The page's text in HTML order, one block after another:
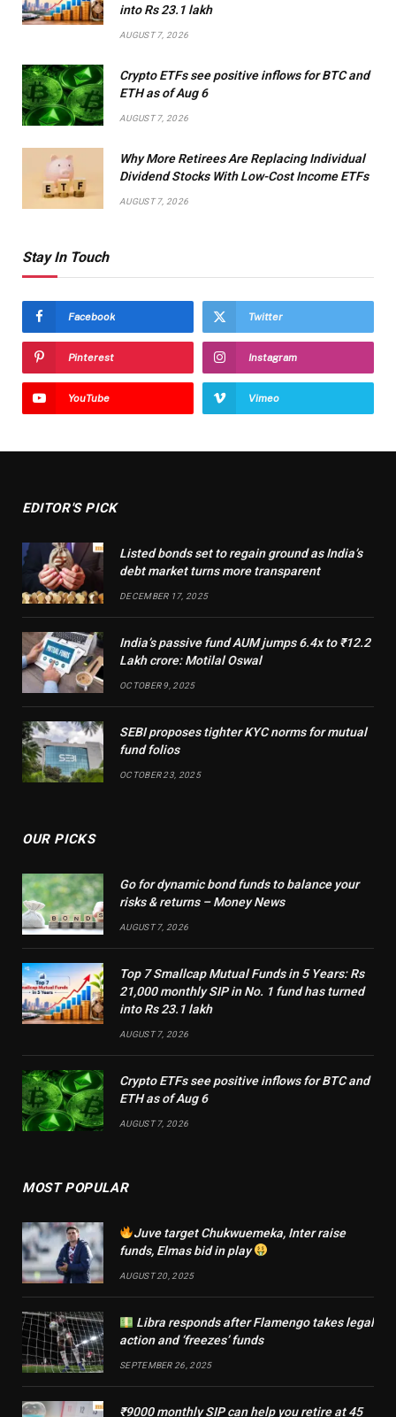
into Rs 23.1 lakh
AUGUST 7, 2026
Crypto ETFs see positive inflows for BTC and
ETH as of Aug 6
AUGUST 7, 2026
Why More Retirees Are Replacing Individual
Dividend Stocks With Low-Cost Income ETFs
AUGUST 7, 2026
Stay In Touch
Facebook Twitter
Pinterest Instagram
YouTube Vimeo
EDITOR'S PICK
Listed bonds set to regain ground as India’s
debt market turns more transparent
DECEMBER 17, 2025
India’s passive fund AUM jumps 6.4x to ₹12.2
Lakh crore: Motilal Oswal
OCTOBER 9, 2025
SEBI proposes tighter KYC norms for mutual
fund folios
OCTOBER 23, 2025
OUR PICKS
Go for dynamic bond funds to balance your
risks & returns – Money News
AUGUST 7, 2026
Top 7 Smallcap Mutual Funds in 5 Years: Rs
21,000 monthly SIP in No. 1 fund has turned
into Rs 23.1 lakh
AUGUST 7, 2026
Crypto ETFs see positive inflows for BTC and
ETH as of Aug 6
AUGUST 7, 2026
MOST POPULAR
Juve target Chukwuemeka, Inter raise
funds, Elmas bid in play
AUGUST 20, 2025
Libra responds after Flamengo takes legal
action and ‘freezes’ funds
SEPTEMBER 26, 2025
₹9000 monthly SIP can help you retire at 45